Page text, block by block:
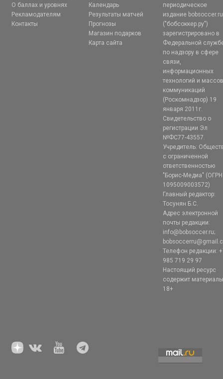
О баллах и уровнях
Рекламодателям
Контакты
Календарь
Результаты матчей
Прогнозы
Магазин подарков
Карта сайта
периодическое
издание bobsoccer.ru
("бобсоккер.ру")
зарегистрировано в
Федеральной
по надзору в сфере
связи,
информационных
технологий и
коммуникаций
(Роскомнадзор) 19
января 2011г.
Свидетельство о
регистрации Эл
№ФС77-43557.
Учредитель:
с ограниченной
ответственностью
"Борис-Медиа" (ОГРН
1095009003572)
Главный редактор:
Тосунян Б.С.
Адрес электронной
почты редакции:
info@bobsoccer.ru;
Телефон редакции:
985 719 29 97
Настоящий ресурс
содержит
18+